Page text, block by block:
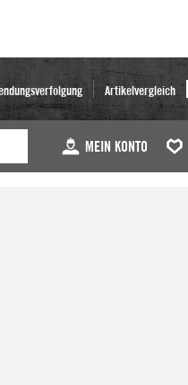
Artikelvergleich
MEIN KONTO